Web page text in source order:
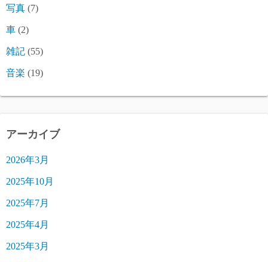
写真 (7)
車 (2)
雑記 (55)
音楽 (19)
アーカイブ
2026年3月
2025年10月
2025年7月
2025年4月
2025年3月